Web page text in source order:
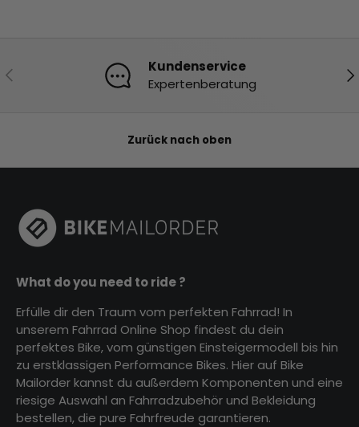
Vorherige
Kundenservice
Expertenberatung
Zurück nach oben
What do you need to ride ?
Erfülle dir den Traum vom perfekten Fahrrad! In
unserem Fahrrad Online Shop findest du dein
perfektes Bike, vom günstigen Einsteigermodell bis hin
zu erstklassigen Performance Bikes. Hier auf Bike
Mailorder kannst du außerdem Komponenten und eine
riesige Auswahl an Fahrradzubehör und Bekleidung
bestellen, die pure Fahrfreude garantieren.